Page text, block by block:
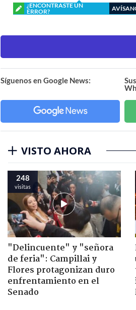
¿ENCONTRASTE UN
ERROR?
Síguenos en Google News:
VISTO AHORA
248
visitas
"Delincuente" y "señora
de feria": Campillai y
Flores protagonizan duro
enfrentamiento en el
Senado